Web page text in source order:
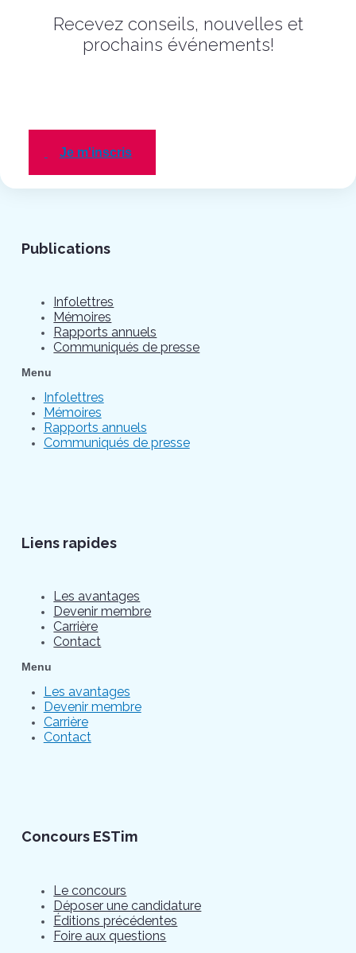
Recevez conseils, nouvelles et
prochains événements!
Je m'inscris
Publications
Infolettres
Mémoires
Rapports annuels
Communiqués de presse
Menu
Infolettres
Mémoires
Rapports annuels
Communiqués de presse
Liens rapides
Les avantages
Devenir membre
Carrière
Contact
Menu
Les avantages
Devenir membre
Carrière
Contact
Concours ESTim
Le concours
Déposer une candidature
Éditions précédentes
Foire aux questions